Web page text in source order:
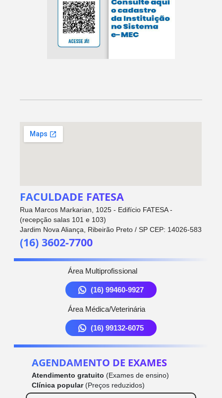
FACULDADE FATESA
Rua Marcos Markarian, 1025 - Edifício FATESA -
(recepção salas 101 e 103)
Jardim Nova Aliança, Ribeirão Preto / SP CEP: 14026-583
(16) 3602-7700
Área Multiprofissional
(16) 99460-9927
Área Médica/Veterinária
(16) 99132-6075
AGENDAMENTO DE EXAMES
Atendimento gratuito (Exames de ensino)
Clínica popular(Preços reduzidos)